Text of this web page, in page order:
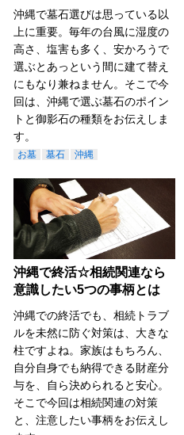
沖縄で墓石選びは思っている以
上に重要。毎年の台風に湿度の
高さ、塩害も多く、安かろうで
選ぶとあっという間に建て替え
にもなり兼ねません。そこで今
回は、沖縄で選ぶ墓石のポイン
トと御影石の種類をお伝えしま
す。
お墓 墓石 沖縄
沖縄で終活☆相続関連なら
意識したい5つの事柄とは
沖縄での終活でも、相続トラブ
ルを未然に防ぐ対策は、大きな
柱ですよね。家族はもちろん、
自分自身でも納得できる財産分
与を、自ら決められると安心。
そこで今回は相続関連の対策
と、注意したい事柄をお伝えし